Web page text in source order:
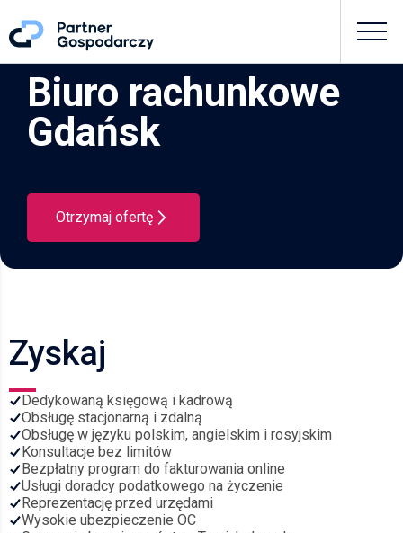
Biuro rachunkowe
Gdańsk
Otrzymaj ofertę
Zyskaj
Dedykowaną księgową i kadrową
Obsługę stacjonarną i zdalną
Obsługę w języku polskim, angielskim i rosyjskim
Konsultacje bez limitów
Bezpłatny program do fakturowania online
Usługi doradcy podatkowego na życzenie
Reprezentację przed urzędami
Wysokie ubezpieczenie OC